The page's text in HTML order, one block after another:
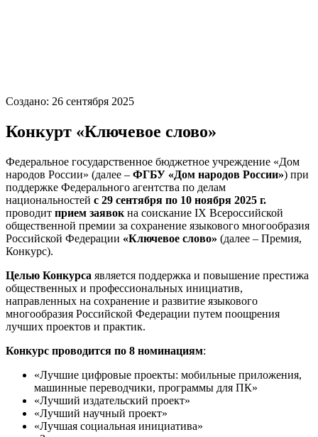
Создано: 26 сентября 2025
Конкурт «Ключевое слово»
Федеральное государственное бюджетное учреждение «Дом
народов России» (далее – ФГБУ «Дом народов России») при
поддержке Федерального агентства по делам
национальностей с 29 сентября по 10 ноября 2025 г.
проводит прием заявок на соискание IX Всероссийской
общественной премии за сохранение языкового многообразия
Российской Федерации «Ключевое слово» (далее – Премия,
Конкурс).
Целью Конкурса является поддержка и повышение престижа
общественных и профессиональных инициатив,
направленных на сохранение и развитие языкового
многообразия Российской Федерации путем поощрения
лучших проектов и практик.
Конкурс проводится по 8 номинациям:
«Лучшие цифровые проекты: мобильные приложения,
машинные переводчики, программы для ПК»
«Лучший издательский проект»
«Лучший научный проект»
«Лучшая социальная инициатива»